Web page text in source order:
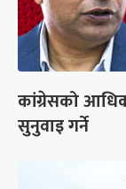
कांग्रेसको
सुनुवाइ गर्ने